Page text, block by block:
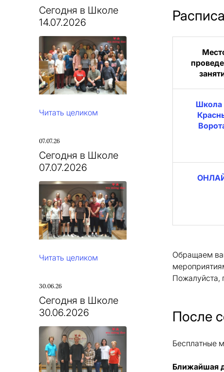
Сегодня в Школе
14.07.2026
Читать целиком
07.07.26
Сегодня в Школе
07.07.2026
Читать целиком
30.06.26
Сегодня в Школе
30.06.2026
Школа
Обращаем
Пожалуйста,
После
Бесплатные
Ближайшая